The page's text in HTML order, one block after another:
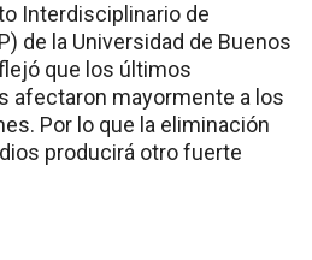
Interdisciplinario de
de la Universidad de Buenos
que los últimos
afectaron mayormente a los
Por lo que la eliminación
producirá otro fuerte